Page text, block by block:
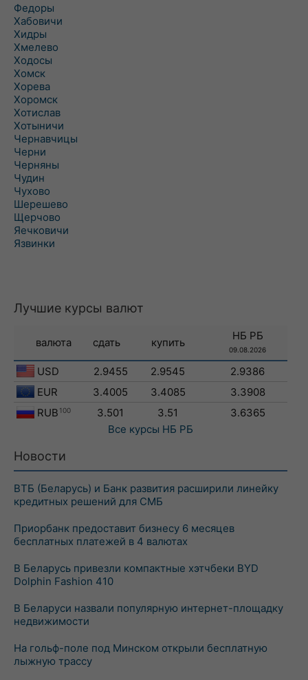
Федоры
Хабовичи
Хидры
Хмелево
Ходосы
Хомск
Хорева
Хоромск
Хотислав
Хотыничи
Чернавчицы
Черни
Черняны
Чудин
Чухово
Шерешево
Щерчово
Яечковичи
Язвинки
Лучшие курсы валют
валюта сдать купить
НБ РБ
09.08.2026
USD 2.9455 2.9545
2.9386
EUR
3.4005 3.4085
3.3908
RUB 100 3.501 3.51
3.6365
Все курсы НБ РБ
Новости
ВТБ (Беларусь) и Банк развития расширили линейку
кредитных решений для СМБ
Приорбанк предоставит бизнесу 6 месяцев
бесплатных платежей в 4 валютах
В Беларусь привезли компактные хэтчбеки BYD
Dolphin Fashion 410
В Беларуси назвали популярную интернет-площадку
недвижимости
На гольф-поле под Минском открыли бесплатную
лыжную трассу